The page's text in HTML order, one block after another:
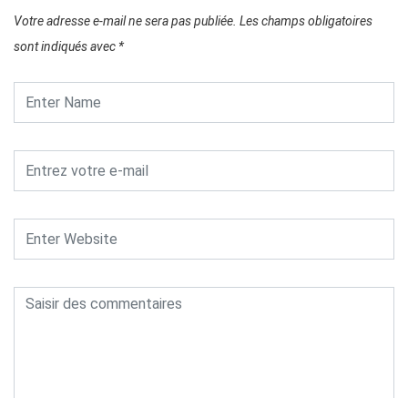
Votre adresse e-mail ne sera pas publiée. Les champs obligatoires
sont indiqués avec *